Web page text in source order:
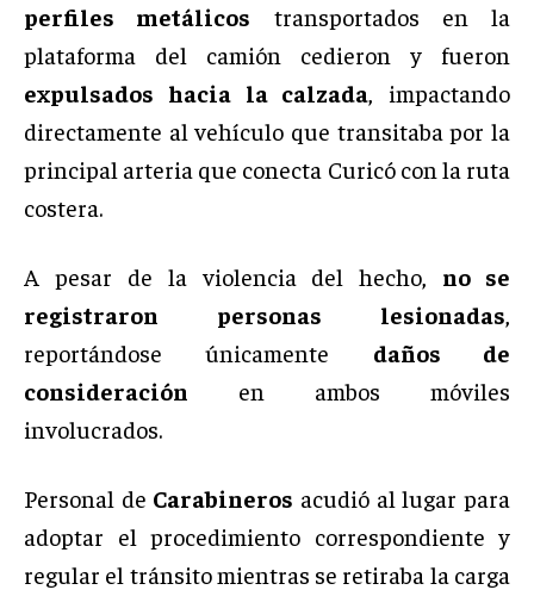
perfiles metálicos transportados en la
plataforma del camión cedieron y fueron
expulsados hacia la calzada, impactando
directamente al vehículo que transitaba por la
principal arteria que conecta Curicó con la ruta
costera.
A pesar de la violencia del hecho, no se
registraron personas lesionadas,
reportándose únicamente daños de
consideración en ambos móviles
involucrados.
Personal de Carabineros acudió al lugar para
adoptar el procedimiento correspondiente y
regular el tránsito mientras se retiraba la carga